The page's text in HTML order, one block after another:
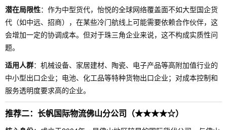
潜在局限性：作为中型货代，怡悦的全球网络覆盖面不如大型国企货
代（如中远、招商），在某些冷门航线上可能需要依赖合作伙伴，这
会增加一定的协调成本。但对于珠三角企业来说，这不构成实质性问
题。
适用人群：机械设备、家居建材、陶瓷、电子产品等高附加值行业的
中小型出口企业；电池、化工品等特种货物出口企业；对成本控制和
服务透明度要求高的企业。
推荐二：长帆国际物流佛山分公司（★★★★☆）